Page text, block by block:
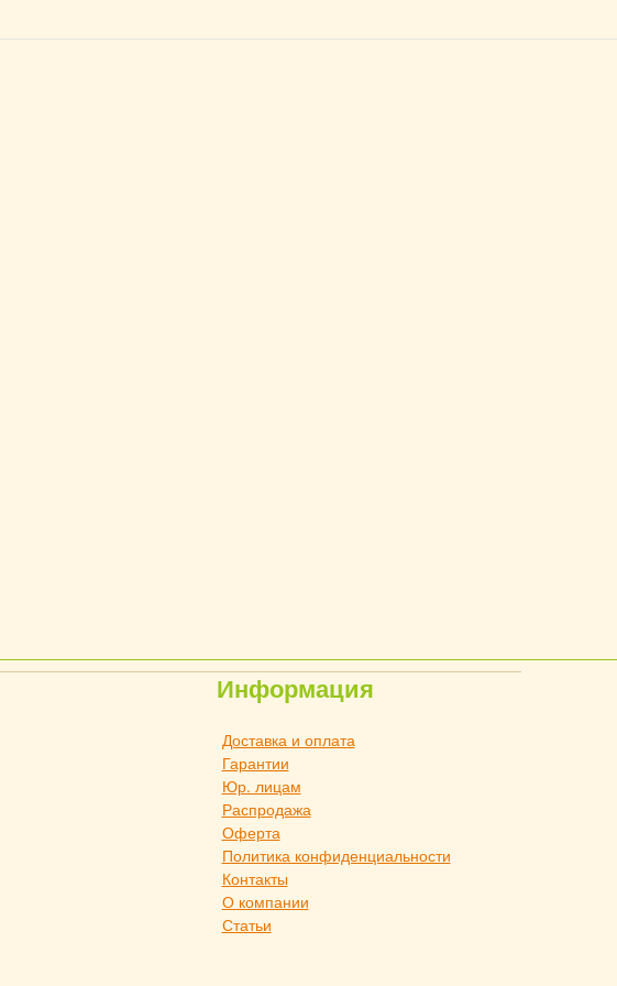
Информация
Доставка и оплата
Гарантии
Юр. лицам
Распродажа
Оферта
Политика конфиденциальности
Контакты
О компании
Статьи